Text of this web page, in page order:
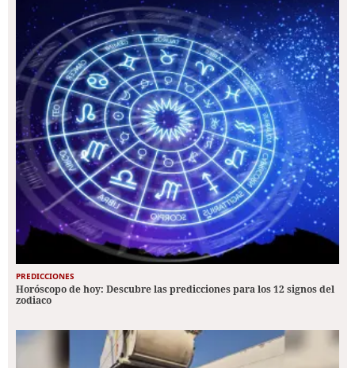
PREDICCIONES
Horóscopo de hoy: Descubre las predicciones para los 12 signos del
zodiaco